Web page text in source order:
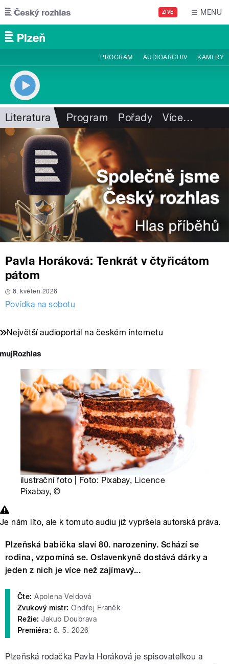
Přejít k hlavnímu obsahu
ŽIVĚ MENU
PROGRAM AUDIOARCHIV KAMERY
Literatura Program Pořady Více…
Pavla Horáková: Tenkrát v čtyřicátom
pátom
8. květen 2026
Povídka na sobotu
Největší audioportál na českém internetu
ilustrační foto | Foto: Pixabay, Licence
Pixabay,©
Je nám líto, ale k tomuto audiu již vypršela autorská práva.
Plzeňská babička slaví 80. narozeniny. Schází se
rodina, vzpomíná se. Oslavenkyně dostává dárky a
jeden z nich je více než zajímavý...
Čte: Apolena Veldová
Zvukový mistr: Ondřej Franěk
Režie: Jakub Doubrava
Premiéra: 8. 5. 2026
Plzeňská rodačka Pavla Horáková je spisovatelkou a